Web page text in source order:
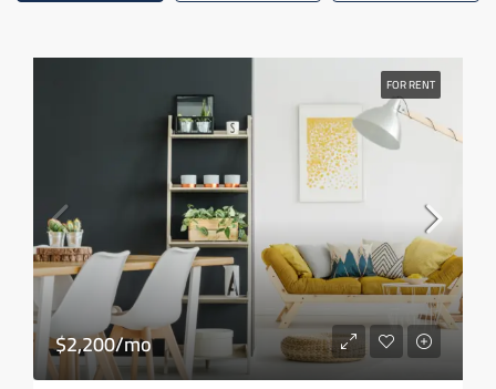
FOR RENT
$2,200/mo